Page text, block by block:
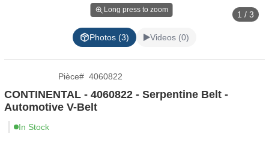
Long press to zoom 1 / 3
Photos (3) Videos (0)
Pièce# 4060822
CONTINENTAL - 4060822 - Serpentine Belt -
Automotive V-Belt
In Stock